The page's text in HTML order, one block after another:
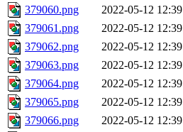
379060.png
2022-05-12 12:39
379061.png
2022-05-12 12:39
379062.png
2022-05-12 12:39
379063.png
2022-05-12 12:39
379064.png
2022-05-12 12:39
379065.png
2022-05-12 12:39
379066.png
2022-05-12 12:39